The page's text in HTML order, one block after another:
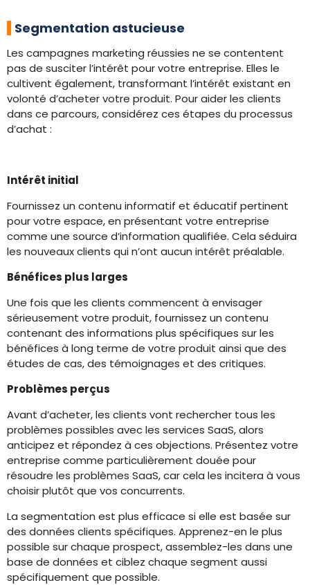
Segmentation astucieuse
Les campagnes marketing réussies ne se contentent
pas de susciter l’intérêt pour votre entreprise. Elles le
cultivent également, transformant l’intérêt existant en
volonté d’acheter votre produit. Pour aider les clients
dans ce parcours, considérez ces étapes du processus
d’achat :
Intérêt initial
Fournissez un contenu informatif et éducatif pertinent
pour votre espace, en présentant votre entreprise
comme une source d’information qualifiée. Cela séduira
les nouveaux clients qui n’ont aucun intérêt préalable.
Bénéfices plus larges
Une fois que les clients commencent à envisager
sérieusement votre produit, fournissez un contenu
contenant des informations plus spécifiques sur les
bénéfices à long terme de votre produit ainsi que des
études de cas, des témoignages et des critiques.
Problèmes perçus
Avant d’acheter, les clients vont rechercher tous les
problèmes possibles avec les services SaaS, alors
anticipez et répondez à ces objections. Présentez votre
entreprise comme particulièrement douée pour
résoudre les problèmes SaaS, car cela les incitera à vous
choisir plutôt que vos concurrents.
La segmentation est plus efficace si elle est basée sur
des données clients spécifiques. Apprenez-en le plus
possible sur chaque prospect, assemblez-les dans une
base de données et ciblez chaque segment aussi
spécifiquement que possible.